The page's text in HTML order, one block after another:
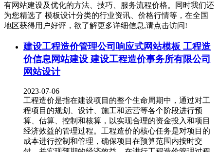
有网站建设及优化的方法、技巧、服务流程价格。同时我们还
为您精选了 模板设计分类的行业资讯、价格行情等，在全国
地区获得用户好评，欲了解更多详细信息,请点击访问!
建设工程造价管理公司响应式网站模板 工程造
价信息网站建设 建设工程造价事务所有限公司
网站设计
2023-07-06
工程造价是指在建设项目的整个生命周期中，通过对工
程项目的规划、设计、施工和运营等各个阶段进行预
算、估算、控制和核算，以实现合理的资金投入和项目
经济效益的管理过程。工程造价的核心任务是对项目的
成本进行控制和管理，确保项目在预算范围内按时交